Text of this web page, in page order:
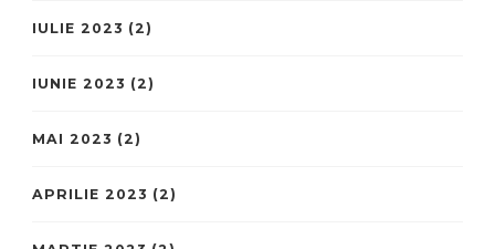
IULIE 2023 (2)
IUNIE 2023 (2)
MAI 2023 (2)
APRILIE 2023 (2)